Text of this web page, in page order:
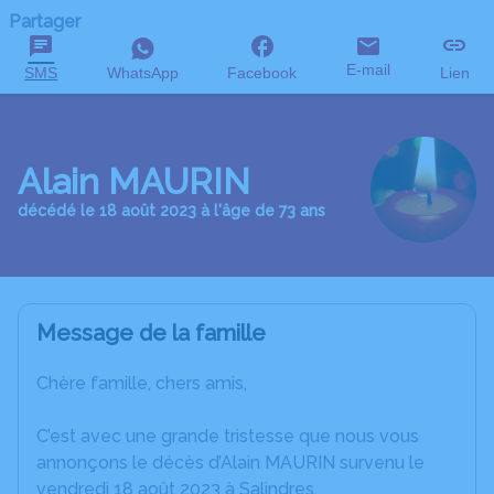
Partager
SMS WhatsApp Facebook E-mail Lien
Alain MAURIN
décédé le 18 août 2023 à l'âge de 73 ans
Message de la famille
Chère famille, chers amis,
C’est avec une grande tristesse que nous vous
annonçons le décès d’Alain MAURIN survenu le
vendredi 18 août 2023 à Salindres.